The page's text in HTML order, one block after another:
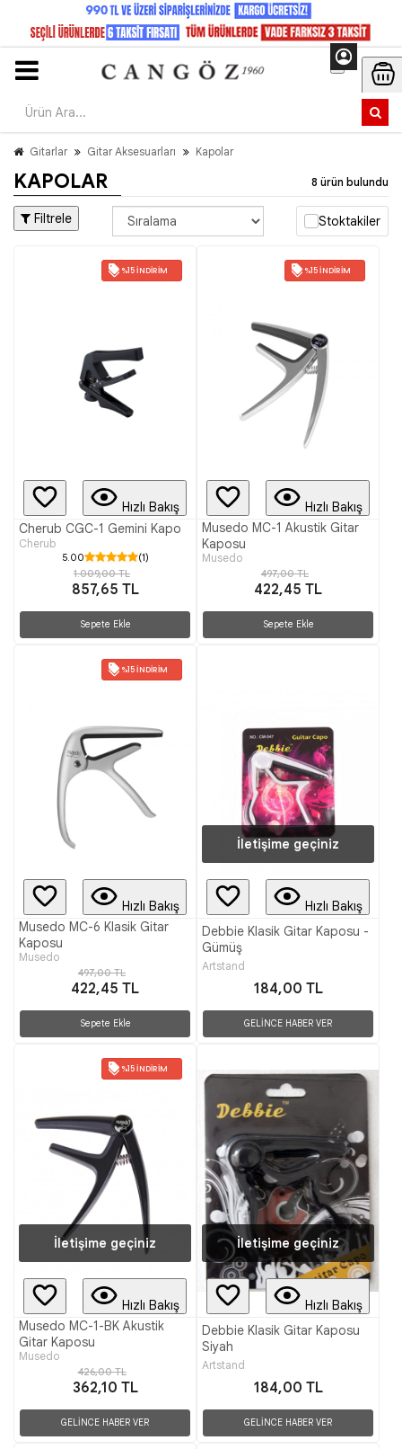
Gitarlar Gitar Aksesuarları Kapolar
KAPOLAR 8 ürün bulundu
Filtrele Stoktakiler
%15 İNDIRIM
Hızlı Bakış
Cherub CGC-1 Gemini Kapo
Cherub
5.00
(1)
1.009,00 TL
857,65 TL
Sepete Ekle
%15 İNDIRIM
Hızlı Bakış
Musedo MC-1 Akustik Gitar
Kaposu
Musedo
497,00 TL
422,45 TL
Sepete Ekle
%15 İNDIRIM
Hızlı Bakış
Musedo MC-6 Klasik Gitar
Kaposu
Musedo
497,00 TL
422,45 TL
Sepete Ekle
İletişime geçiniz
Hızlı Bakış
Debbie Klasik Gitar Kaposu -
Gümüş
Artstand
184,00 TL
GELİNCE HABER VER
%15 İNDIRIM
İletişime geçiniz
Hızlı Bakış
Musedo MC-1-BK Akustik
Gitar Kaposu
Musedo
426,00 TL
362,10 TL
GELİNCE HABER VER
İletişime geçiniz
Hızlı Bakış
Debbie Klasik Gitar Kaposu
Siyah
Artstand
184,00 TL
GELİNCE HABER VER